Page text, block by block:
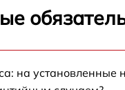
усилителя Pard 19
на